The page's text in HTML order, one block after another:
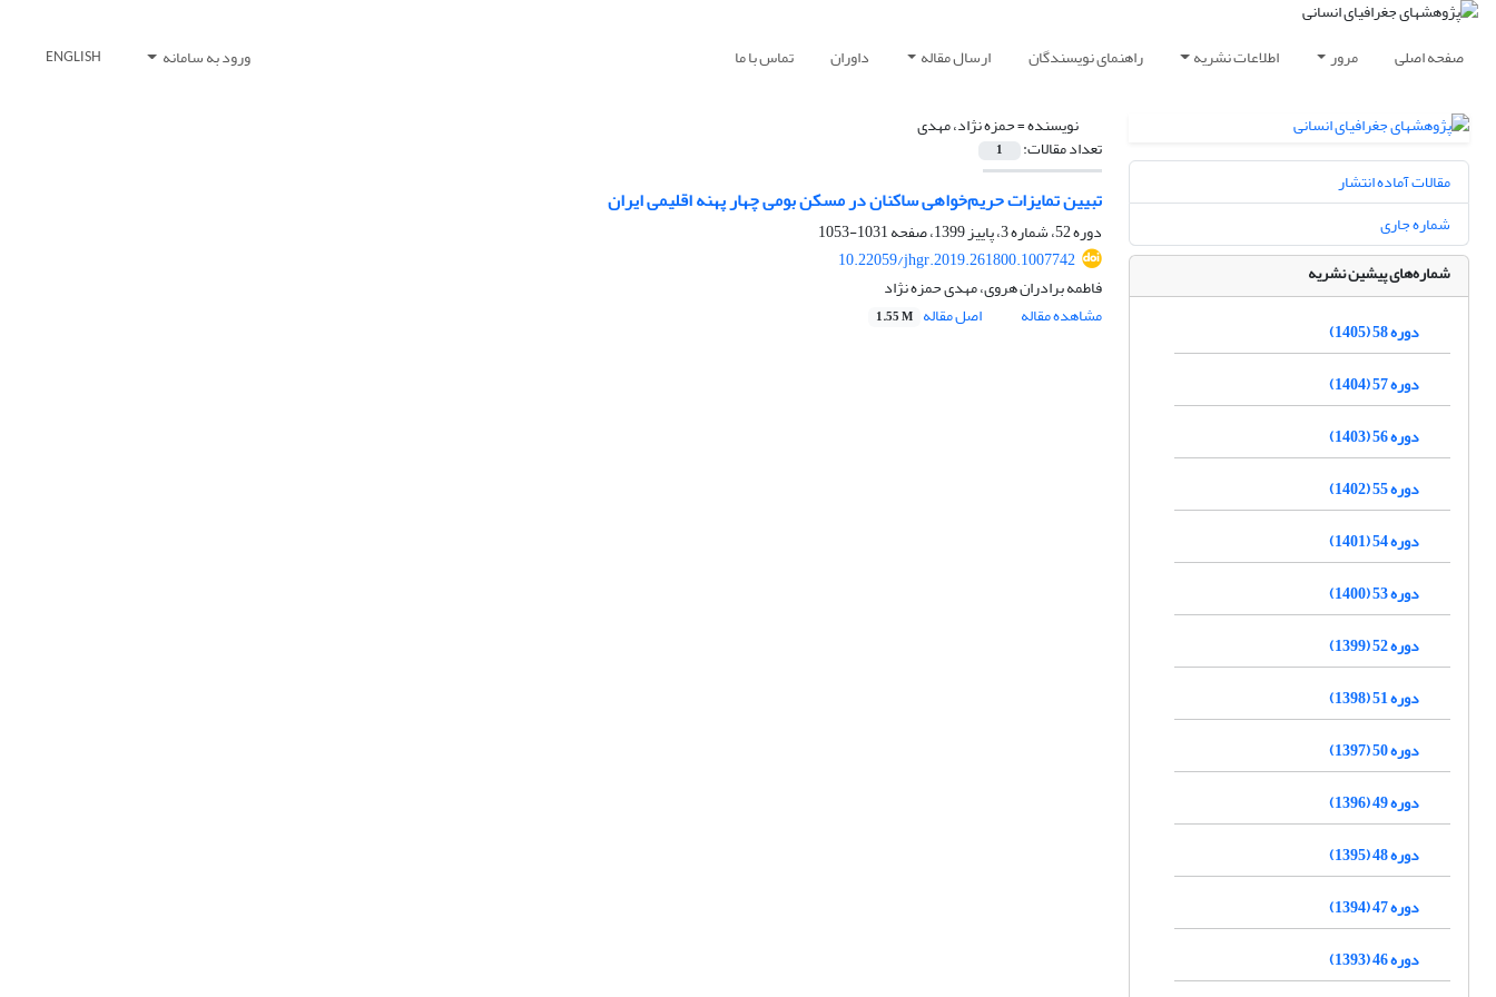
صفحه اصلی مرور اطلاعات نشریه راهنمای نویسندگان ارسال مقاله داوران تماس با ما ورود به سامانه ENGLISH
نویسنده =حمزه نژاد، مهدی
تعداد مقالات: 1
تبیین تمایزات حریم‌خواهی ساکنان در مسکن بومی چهار پهنه اقلیمی ایران
دوره 52، شماره 3، پاییز 1399، صفحه
1031-1053
10.22059/jhgr.2019.261800.1007742
فاطمه برادران هروی، مهدی حمزه نژاد
مشاهده مقاله
اصل مقاله 1.55 M
مقالات آماده انتشار
شماره جاری
شماره‌های پیشین نشریه
دوره 58 (1405)
دوره 57 (1404)
دوره 56 (1403)
دوره 55 (1402)
دوره 54 (1401)
دوره 53 (1400)
دوره 52 (1399)
دوره 51 (1398)
دوره 50 (1397)
دوره 49 (1396)
دوره 48 (1395)
دوره 47 (1394)
دوره 46 (1393)